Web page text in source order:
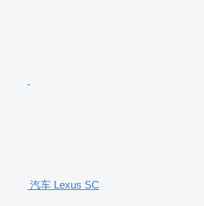
汽车 Lexus SC